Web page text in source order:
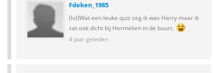
Fdeken_1985
(lol)Wat een leuke quiz zeg ik was Harry maar ik
zat ook dicht bij Hermelien in de buurt.
4 jaar geleden